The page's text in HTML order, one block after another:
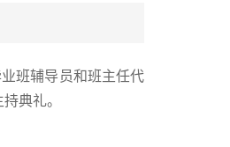
班辅导员和班主任代
典礼。